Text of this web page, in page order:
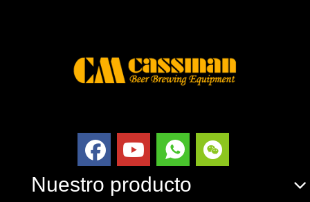
Nuestro producto